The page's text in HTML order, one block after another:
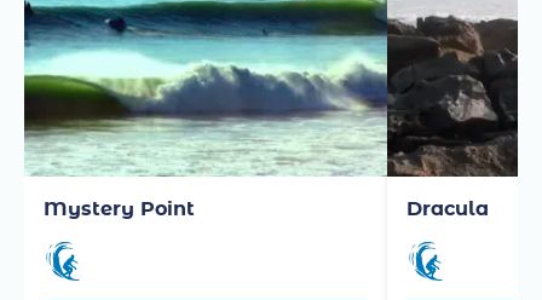
Mystery Point Dracula